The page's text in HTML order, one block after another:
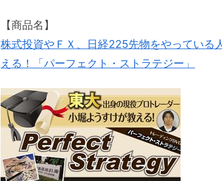
【商品名】
株式投資やＦＸ、日経225先物をやっている
える！「パーフェクト・ストラテジー」